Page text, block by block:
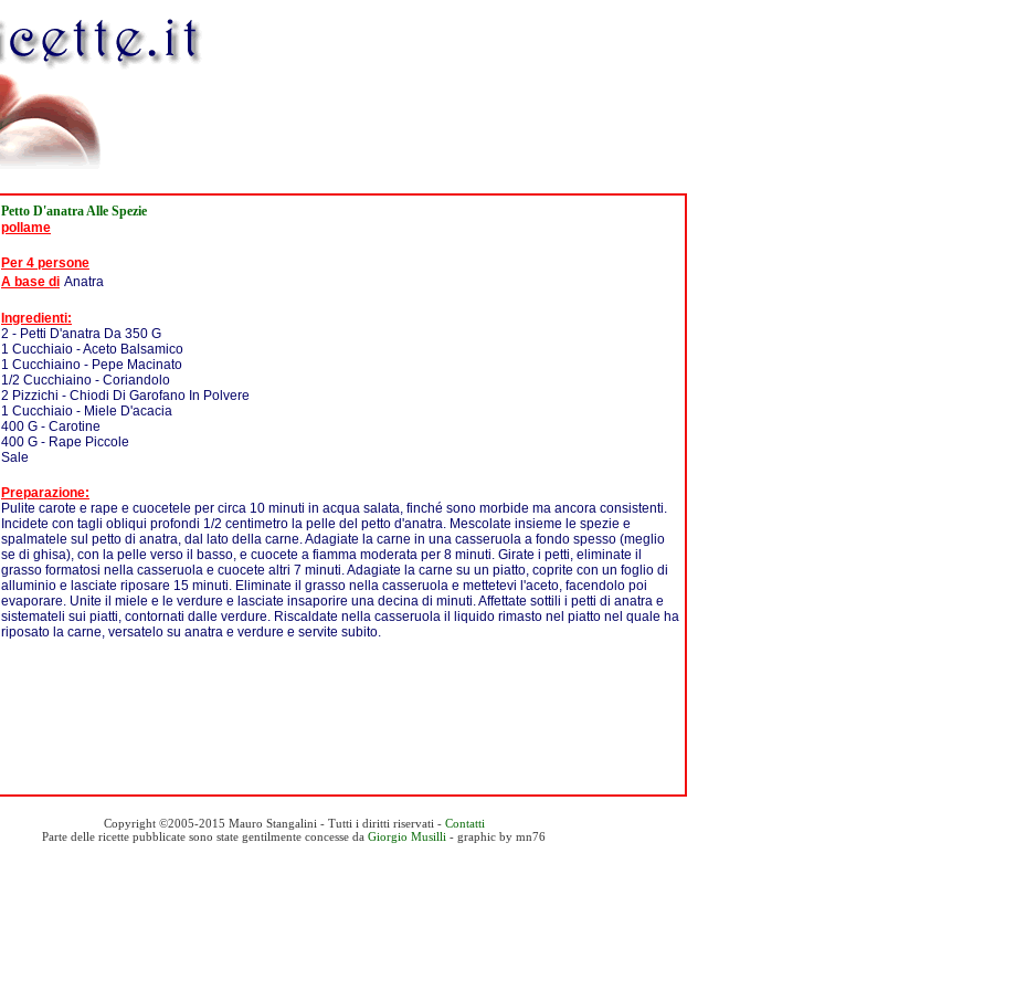
Petto D'anatra Alle Spezie
pollame
Per 4 persone
A base di Anatra
Ingredienti:
2 - Petti D'anatra Da 350 G
1 Cucchiaio - Aceto Balsamico
1 Cucchiaino - Pepe Macinato
1/2 Cucchiaino - Coriandolo
2 Pizzichi - Chiodi Di Garofano In Polvere
1 Cucchiaio - Miele D'acacia
400 G - Carotine
400 G - Rape Piccole
Sale
Preparazione:
Pulite carote e rape e cuocetele per circa 10 minuti in acqua salata, finché sono morbide ma ancora consistenti.
Incidete con tagli obliqui profondi 1/2 centimetro la pelle del petto d'anatra. Mescolate insieme le spezie e
spalmatele sul petto di anatra, dal lato della carne. Adagiate la carne in una casseruola a fondo spesso (meglio
se di ghisa), con la pelle verso il basso, e cuocete a fiamma moderata per 8 minuti. Girate i petti, eliminate il
grasso formatosi nella casseruola e cuocete altri 7 minuti. Adagiate la carne su un piatto, coprite con un foglio di
alluminio e lasciate riposare 15 minuti. Eliminate il grasso nella casseruola e mettetevi l'aceto, facendolo poi
evaporare. Unite il miele e le verdure e lasciate insaporire una decina di minuti. Affettate sottili i petti di anatra e
sistemateli sui piatti, contornati dalle verdure. Riscaldate nella casseruola il liquido rimasto nel piatto nel quale ha
riposato la carne, versatelo su anatra e verdure e servite subito.
Copyright ©2005-2015 Mauro Stangalini - Tutti i diritti riservati - Contatti
Parte delle ricette pubblicate sono state gentilmente concesse da Giorgio Musilli - graphic by mn76